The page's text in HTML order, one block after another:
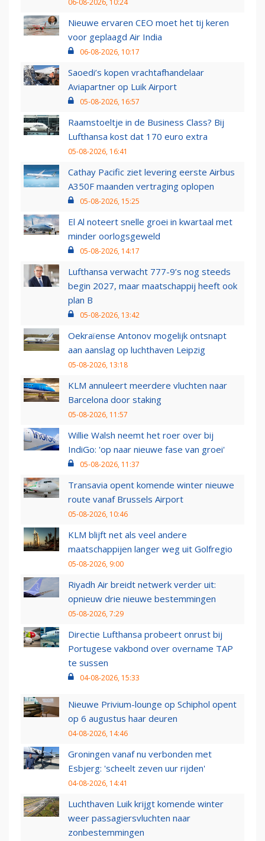
06-08-2026, 10:24
Nieuwe ervaren CEO moet het tij keren
voor geplaagd Air India
06-08-2026, 10:17
Saoedi’s kopen vrachtafhandelaar
Aviapartner op Luik Airport
05-08-2026, 16:57
Raamstoeltje in de Business Class? Bij
Lufthansa kost dat 170 euro extra
05-08-2026, 16:41
Cathay Pacific ziet levering eerste Airbus
A350F maanden vertraging oplopen
05-08-2026, 15:25
El Al noteert snelle groei in kwartaal met
minder oorlogsgeweld
05-08-2026, 14:17
Lufthansa verwacht 777-9’s nog steeds
begin 2027, maar maatschappij heeft ook
plan B
05-08-2026, 13:42
Oekraïense Antonov mogelijk ontsnapt
aan aanslag op luchthaven Leipzig
05-08-2026, 13:18
KLM annuleert meerdere vluchten naar
Barcelona door staking
05-08-2026, 11:57
Willie Walsh neemt het roer over bij
IndiGo: 'op naar nieuwe fase van groei'
05-08-2026, 11:37
Transavia opent komende winter nieuwe
route vanaf Brussels Airport
05-08-2026, 10:46
KLM blijft net als veel andere
maatschappijen langer weg uit Golfregio
05-08-2026, 9:00
Riyadh Air breidt netwerk verder uit:
opnieuw drie nieuwe bestemmingen
05-08-2026, 7:29
Directie Lufthansa probeert onrust bij
Portugese vakbond over overname TAP
te sussen
04-08-2026, 15:33
Nieuwe Privium-lounge op Schiphol opent
op 6 augustus haar deuren
04-08-2026, 14:46
Groningen vanaf nu verbonden met
Esbjerg: 'scheelt zeven uur rijden'
04-08-2026, 14:41
Luchthaven Luik krijgt komende winter
weer passagiersvluchten naar
zonbestemmingen